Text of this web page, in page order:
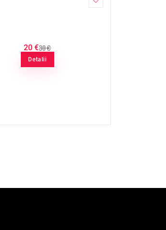
20 €30 €
Detalii